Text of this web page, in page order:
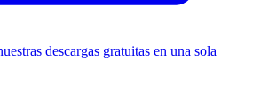
descargas gratuitas en una sola